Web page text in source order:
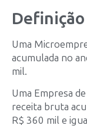
Definição
Uma
acumulada no
mil.
Uma Empresa
receita bruta
R$ 360 mil e